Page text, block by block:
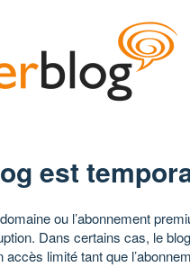
est
ou l’abonnement
Dans certains cas, le
accès limité tant que